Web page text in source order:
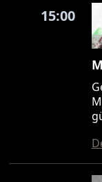
15:00